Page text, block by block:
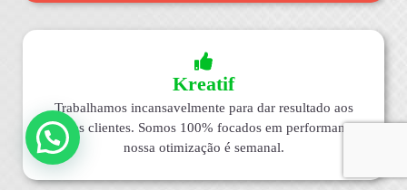
Kreatif
Trabalhamos incansavelmente para dar resultado aos
nossos clientes. Somos 100% focados em performance,
nossa otimização é semanal.